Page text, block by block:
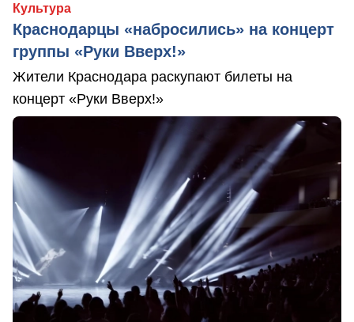
Культура
Краснодарцы «набросились» на концерт
группы «Руки Вверх!»
Жители Краснодара раскупают билеты на
концерт «Руки Вверх!»